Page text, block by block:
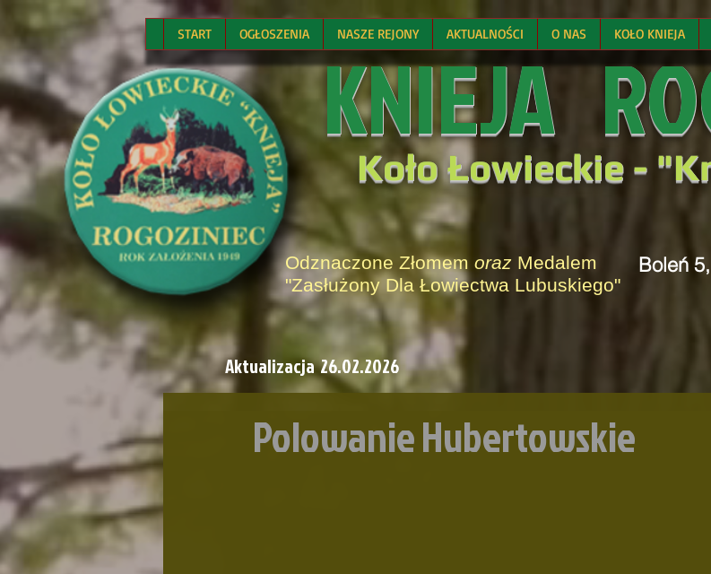
START OGŁOSZENIA NASZE REJONY AKTUALNOŚCI O NAS KOŁO KNIEJA
KNIEJA
Koło Łowieckie - "
Boleń
Odznaczone Złomem oraz Medalem
"Zasłużony Dla Łowiectwa Lubuskiego"
Aktualizacja 26.02.2026
Polowanie Hubertowskie